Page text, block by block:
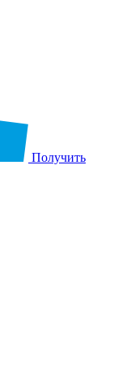
Получить